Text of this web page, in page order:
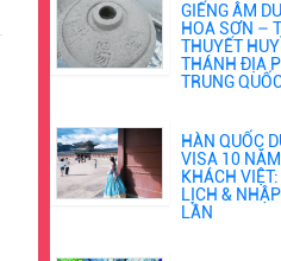
GIẾNG ÂM
HOA SƠN –
THUYẾT
THÁNH ĐỊA
TRUNG
HÀN QUỐC
VISA 10
KHÁCH
LỊCH &
LẦN